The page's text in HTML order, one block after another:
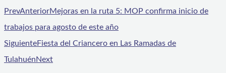
PrevAnteriorMejoras en la ruta 5: MOP confirma inicio de
trabajos para agosto de este año
SiguienteFiesta del Criancero en Las Ramadas de
TulahuénNext